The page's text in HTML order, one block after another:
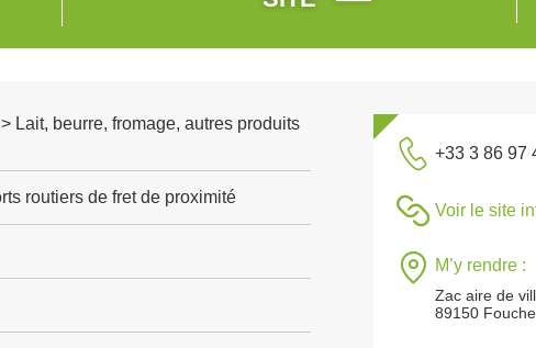
Lait, beurre, fromage, autres produits
routiers de fret de proximité
+33 3 86 97
Voir le site
M’y rendre :
Zac aire de
89150